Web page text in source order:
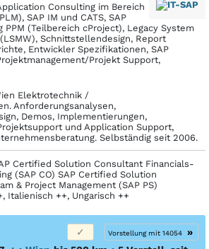
Consulting im Bereich
SAP IM und CATS, SAP
PPM (Teilbereich cProject), Legacy System
Schnittstellendesign, Report
Entwickler Spezifikationen, SAP
Projekt Support,
Elektrotechnik /
Anforderungsanalysen,
Demos, Implementierungen,
und Application Support,
Selbständig seit 2006.
Certified Solution Consultant Financials-
(SAP CO) SAP Certified Solution
& Project Management (SAP PS)
Italienisch ++, Ungarisch ++
Vorstellung mit 14054
»